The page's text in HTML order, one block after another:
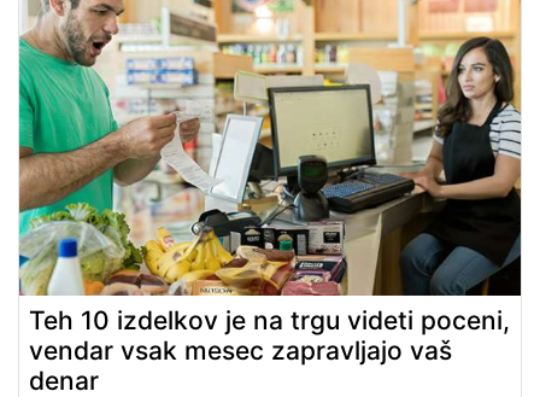
Teh 10 izdelkov je na trgu videti poceni,
vendar vsak mesec zapravljajo vaš
denar